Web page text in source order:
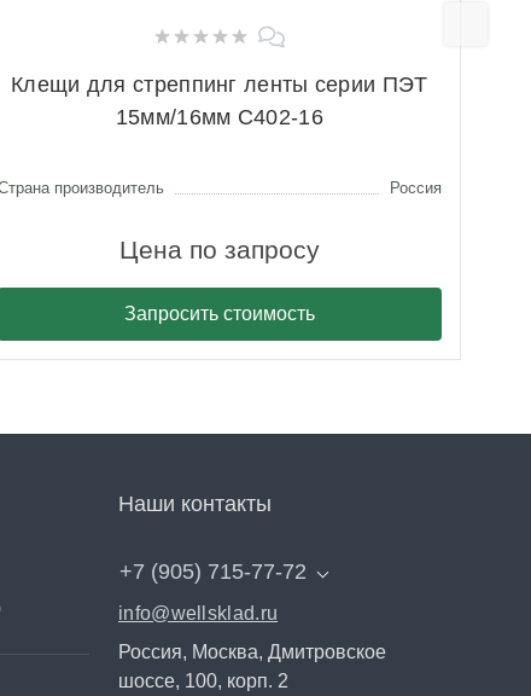
Клещи для стреппинг ленты серии ПЭТ
15мм/16мм С402-16
производитель Россия
Цена по запросу
Запросить стоимость
Наши контакты
+7 (905) 715-77-72
info@wellsklad.ru
Россия, Москва, Дмитровское
шоссе, 100, корп. 2